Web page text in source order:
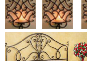
Mẫu giường sắt 02
Mẫu giường sắt uốn lượn
thanh thoát đẹp mắt
nhiều các chị...